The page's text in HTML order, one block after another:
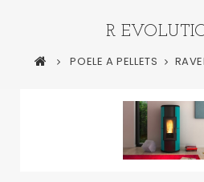
R
POELE A PELLETS